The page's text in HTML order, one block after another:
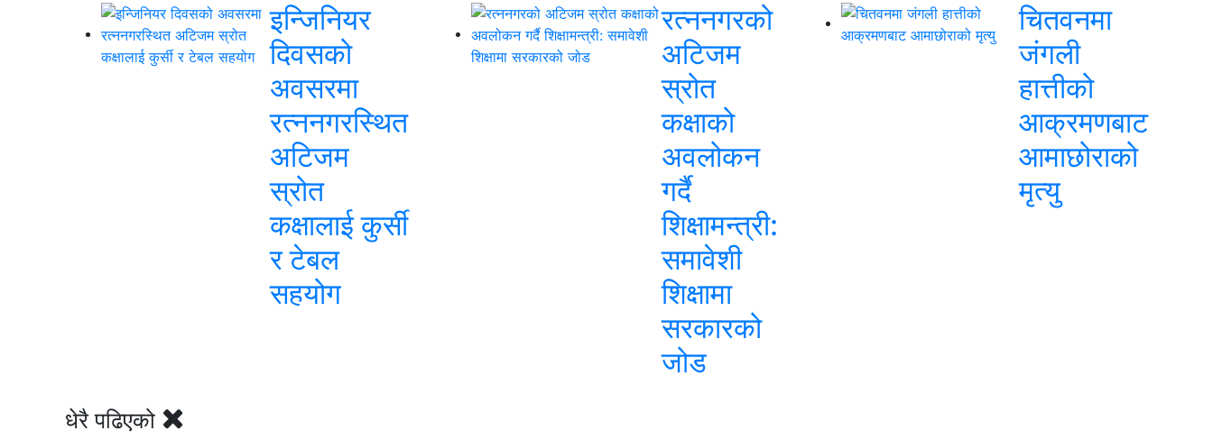
इन्जिनियर
दिवसको
अवसरमा
रत्ननगरस्थित
अटिजम
स्रोत
कक्षालाई कुर्सी
र टेबल
सहयोग
रत्ननगरको
अटिजम
स्रोत
कक्षाको
अवलोकन
गर्दै
शिक्षामन्त्री:
समावेशी
शिक्षामा
सरकारको
जोड
चितवनमा
जंगली
हात्तीको
आक्रमणबाट
आमाछोराको
मृत्यु
धेरै पढिएको